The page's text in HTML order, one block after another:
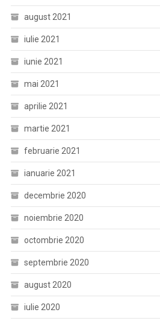
august 2021
iulie 2021
iunie 2021
mai 2021
aprilie 2021
martie 2021
februarie 2021
ianuarie 2021
decembrie 2020
noiembrie 2020
octombrie 2020
septembrie 2020
august 2020
iulie 2020